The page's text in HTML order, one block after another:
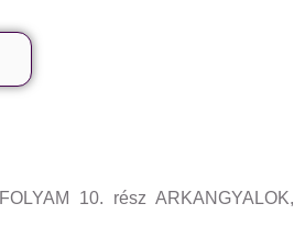
10. rész ARKANGYALOK,